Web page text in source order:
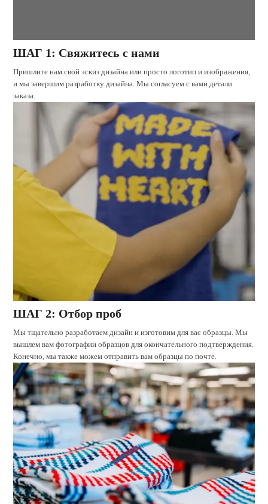
ШАГ 1: Свяжитесь с нами
Пришлите нам свой эскиз дизайна или просто логотип и изображения,
и мы завершим разработку дизайна. Мы согласуем с вами детали
заказа.
ШАГ 2: Отбор проб
Мы тщательно разработаем дизайн и изготовим для вас образцы. Мы
вышлем вам фотографии образцов для окончательного подтверждения.
Конечно, мы также можем отправить вам образцы по почте.